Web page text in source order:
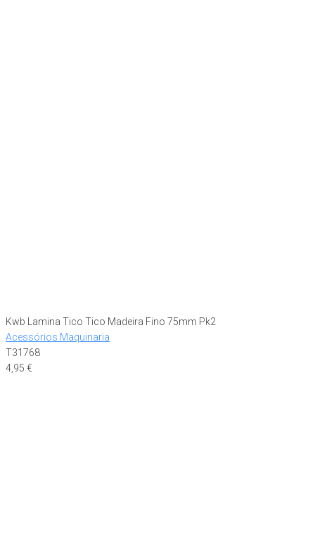
Kwb Lamina Tico Tico Madeira Fino 75mm Pk2
Acessórios Maquinaria
T31768
4,95 €